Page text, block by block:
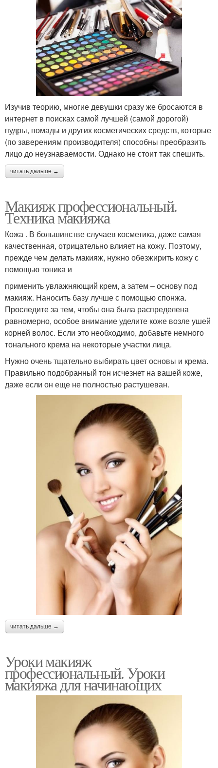
Изучив теорию, многие девушки сразу же бросаются в
интернет в поисках самой лучшей (самой дорогой)
пудры, помады и других косметических средств, которые
(по заверениям производителя) способны преобразить
лицо до неузнаваемости. Однако не стоит так спешить.
читать дальше →
Макияж профессиональный.
Техника макияжа
Кожа . В большинстве случаев косметика, даже самая
качественная, отрицательно влияет на кожу. Поэтому,
прежде чем делать макияж, нужно обезжирить кожу с
помощью тоника и
применить увлажняющий крем, а затем – основу под
макияж. Наносить базу лучше с помощью спонжа.
Проследите за тем, чтобы она была распределена
равномерно, особое внимание уделите коже возле ушей
корней волос. Если это необходимо, добавьте немного
тонального крема на некоторые участки лица.
Нужно очень тщательно выбирать цвет основы и крема.
Правильно подобранный тон исчезнет на вашей коже,
даже если он еще не полностью растушеван.
читать дальше →
Уроки макияж
профессиональный. Уроки
макияжа для начинающих